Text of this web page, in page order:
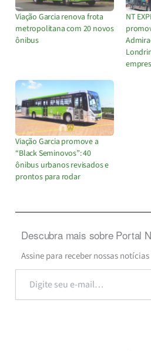
Viação Garcia renova frota
metropolitana com 20 novos
ônibus
NT
Viação Garcia promove a
“Black Seminovos”: 40
ônibus urbanos revisados e
prontos para rodar
Descubra mais sobre Portal
Assine para receber nossas
e-